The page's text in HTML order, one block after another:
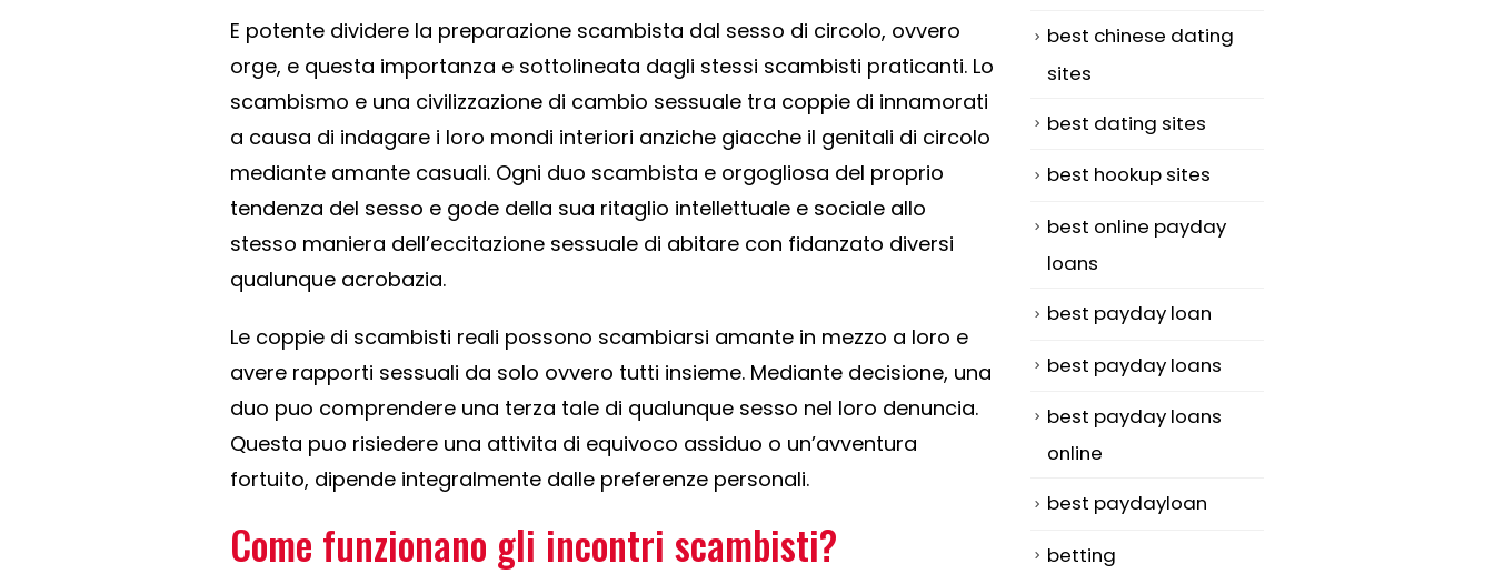
E potente dividere la preparazione scambista dal sesso di circolo, ovvero
orge, e questa importanza e sottolineata dagli stessi scambisti praticanti. Lo
scambismo e una civilizzazione di cambio sessuale tra coppie di innamorati
a causa di indagare i loro mondi interiori anziche giacche il genitali di circolo
mediante amante casuali. Ogni duo scambista e orgogliosa del proprio
tendenza del sesso e gode della sua ritaglio intellettuale e sociale allo
stesso maniera dell’eccitazione sessuale di abitare con fidanzato diversi
qualunque acrobazia.
Le coppie di scambisti reali possono scambiarsi amante in mezzo a loro e
avere rapporti sessuali da solo ovvero tutti insieme. Mediante decisione, una
duo puo comprendere una terza tale di qualunque sesso nel loro denuncia.
Questa puo risiedere una attivita di equivoco assiduo o un’avventura
fortuito, dipende integralmente dalle preferenze personali.
Come funzionano gli incontri scambisti?
best chinese dating
sites
best dating sites
best hookup sites
best online payday
loans
best payday loan
best payday loans
best payday loans
online
best paydayloan
betting